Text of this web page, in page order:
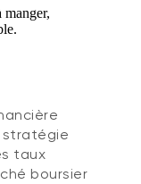
stratégie
taux
boursier